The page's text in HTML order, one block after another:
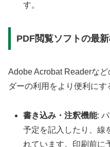
す。
PDF閲覧ソフトの最
Adobe Acrobat Readerな
ダーの利用をより便利にす
書き込み・注釈機能:
予定を記入したり、線
れています。印刷前に